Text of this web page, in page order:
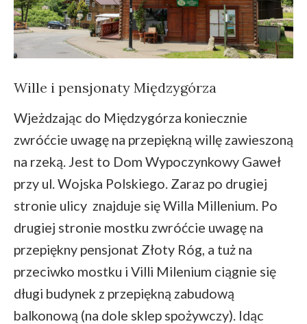
Wille i pensjonaty Międzygórza
Wjeżdzając do Międzygórza koniecznie
zwróćcie uwagę na przepiękną willę zawieszoną
na rzeką. Jest to Dom Wypoczynkowy Gaweł
przy ul. Wojska Polskiego. Zaraz po drugiej
stronie ulicy znajduje się Willa Millenium. Po
drugiej stronie mostku zwróćcie uwagę na
przepiękny pensjonat Złoty Róg, a tuż na
przeciwko mostku i Villi Milenium ciągnie się
długi budynek z przepiękną zabudową
balkonową (na dole sklep spożywczy). Idąc